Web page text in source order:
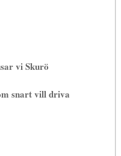
vi Skurö
snart vill driva